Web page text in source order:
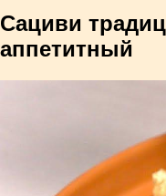
Сациви
аппетитный